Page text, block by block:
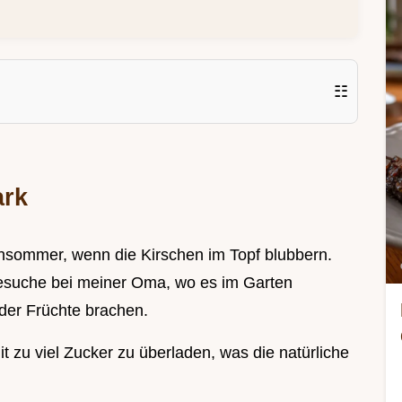
☷
wenn die Kirschen im Topf blubbern.
bei meiner Oma, wo es im Garten
Früchte brachen.
zu viel Zucker zu überladen, was die natürliche